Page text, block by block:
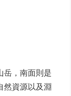
岳，南面則是
然資源以及淵